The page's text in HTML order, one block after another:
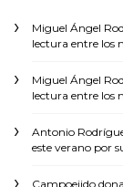
Miguel Ángel
lectura entre los
Miguel Ángel
lectura entre los
Antonio
este verano por
Campoejido